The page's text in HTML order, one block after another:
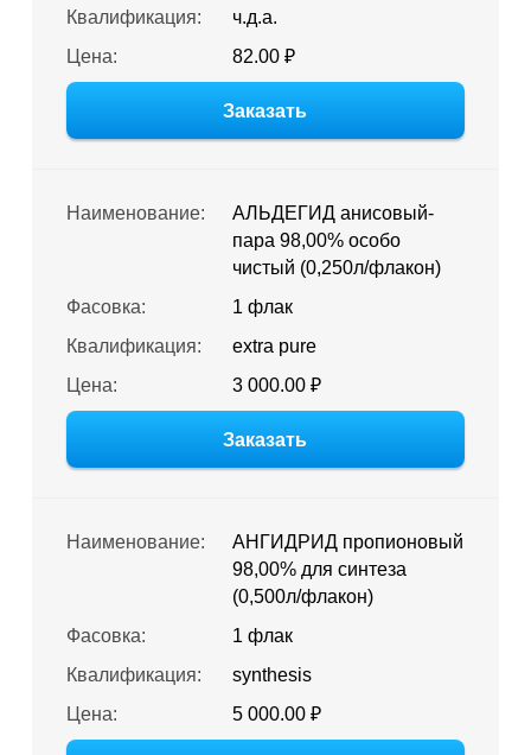
Квалификация:
ч.д.а.
Цена:
82.00 ₽
Заказать
Наименование:
АЛЬДЕГИД анисовый-
пара 98,00% особо
чистый (0,250л/флакон)
Фасовка:
1 флак
Квалификация:
extra pure
Цена:
3 000.00 ₽
Заказать
Наименование:
АНГИДРИД пропионовый
98,00% для синтеза
(0,500л/флакон)
Фасовка:
1 флак
Квалификация:
synthesis
Цена:
5 000.00 ₽